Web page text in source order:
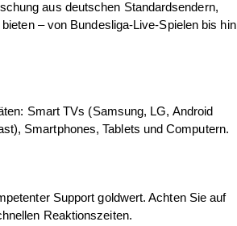
aus deutschen Standardsendern,
– von Bundesliga-Live-Spielen bis hin
Smart TVs (Samsung, LG, Android
Smartphones, Tablets und Computern.
Support goldwert. Achten Sie auf
Reaktionszeiten.